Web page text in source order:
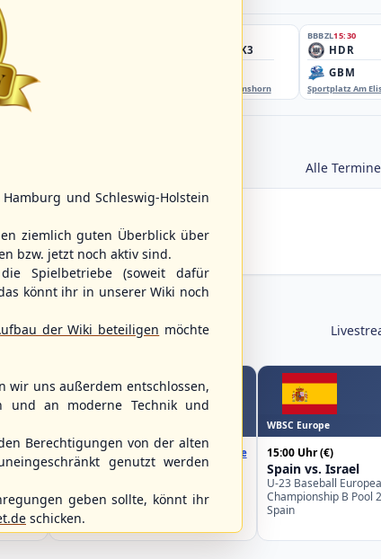
Kiel
HSV/HHK3
EBE-Ballpark, Elmshorn
BBBZL15:30
HDR
GBM
Sportplatz Am
Alle
12:00 Uhr(€) Box-Score
Belgium vs. Poland
Championship B Pool 2026 - Group
Germany
WBSC Europe
15:00 Uhr(€)
Spain vs. Israel
U-23 Baseball
Championship B Pool
Spain
und Schleswig-Holstein
ziemlich guten Überblick über
bzw. jetzt noch aktiv sind.
Spielbetriebe (soweit dafür
könnt ihr in unserer Wiki noch
der Wiki beteiligen möchte
wir uns außerdem entschlossen,
und an moderne Technik und
Berechtigungen von der alten
genutzt werden
geben sollte, könnt ihr
schicken.